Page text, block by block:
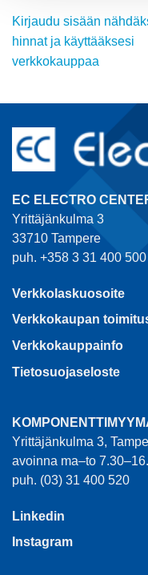
Kirjaudu sisään
hinnat ja käyttääksesi
verkkokauppaa
EC ELECTRO
Yrittäjänkulma 3
33710 Tampere
puh. +358 3 31 400 500
Verkkolaskuosoite
Verkkokaupan
Verkkokauppainfo
Tietosuojaseloste
Yrittäjänkulma 3,
avoinna ma–to
puh. (03) 31 400 520
Linkedin
Instagram